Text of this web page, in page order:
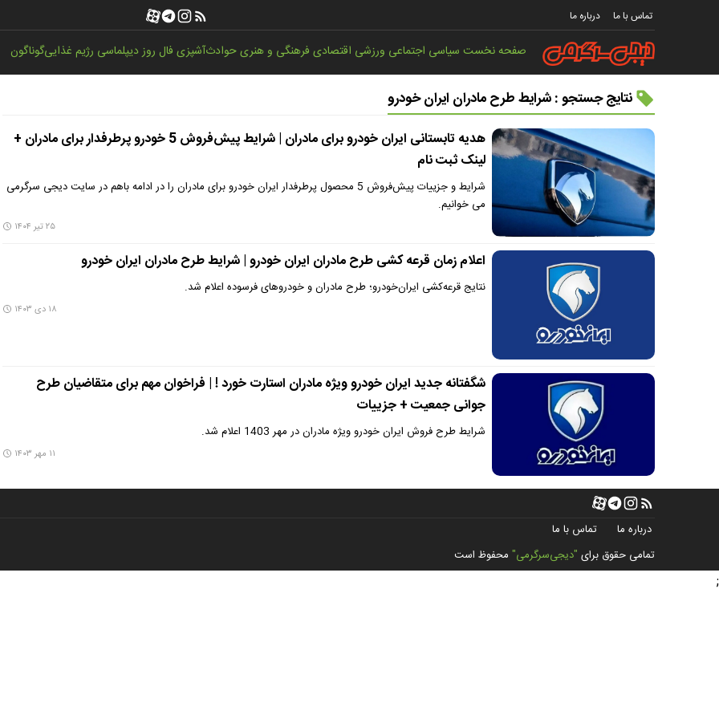
تماس با ما درباره ما
صفحه نخستسیاسی اجتماعی ورزشی اقتصادیفرهنگی و هنریحوادثآشپزیفال روزدیپلماسی رژیم غذاییگوناگون
نتایج جستجو : شرایط طرح مادران ایران خودرو
هدیه تابستانی ایران خودرو برای مادران | شرایط پیش‌فروش 5 خودرو پرطرفدار برای مادران +
لینک ثبت نام
شرایط و جزییات پیش‌فروش 5 محصول پرطرفدار ایران خودرو برای مادران را در ادامه باهم در سایت دیجی سرگرمی
می خوانیم.
۲۵ تیر ۱۴۰۴
اعلام زمان قرعه کشی طرح مادران ایران خودرو | شرایط طرح مادران ایران خودرو
نتایج قرعه‌کشی ایران‌خودرو؛ طرح مادران و خودروهای فرسوده اعلام شد.
۱۸ دی ۱۴۰۳
شگفتانه جدید ایران خودرو ویژه مادران استارت خورد ! | فراخوان مهم برای متقاضیان طرح
جوانی جمعیت + جزییات
شرایط طرح فروش ایران خودرو ویژه مادران در مهر 1403 اعلام شد.
۱۱ مهر ۱۴۰۳
درباره ما
تماس با ما
تمامی حقوق برای "دیجی‌سرگرمی" محفوظ است
;